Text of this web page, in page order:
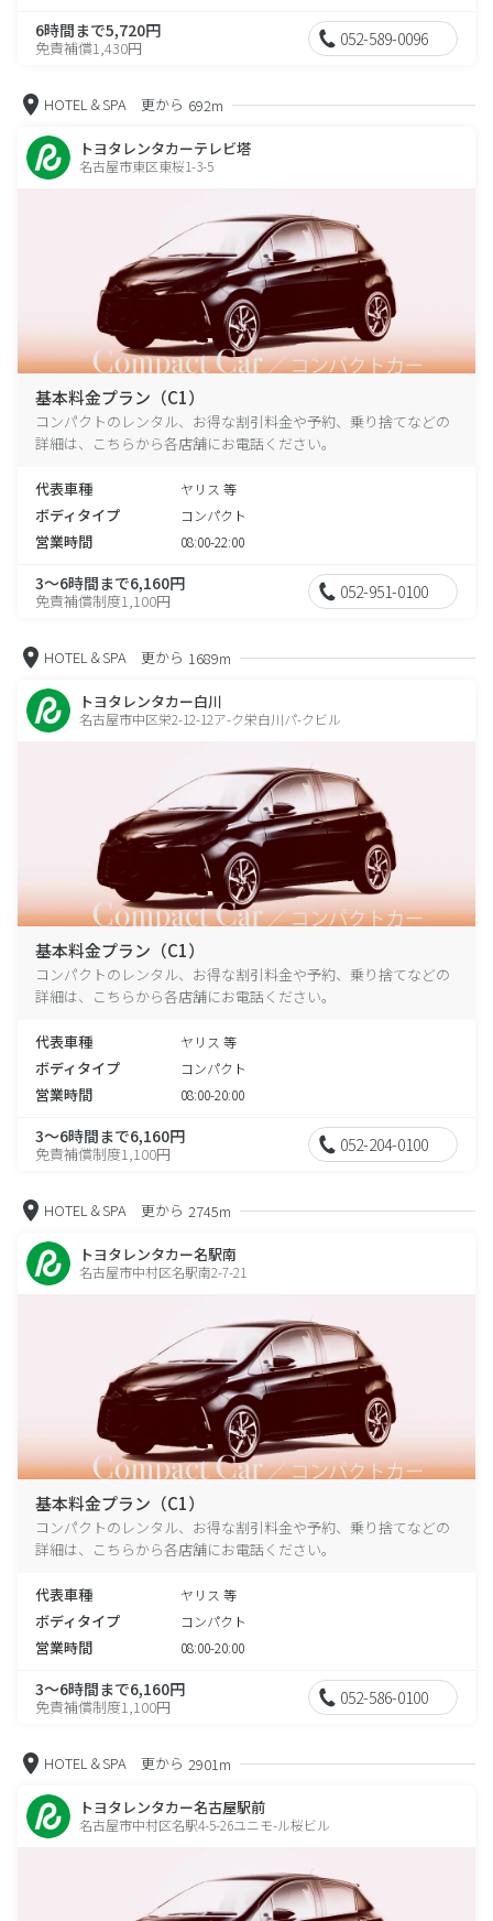
6時間まで5,720円
免責補償1,430円 052-589-0096
HOTEL＆SPA 更から 692m
トヨタレンタカーテレビ塔
名古屋市東区東桜1-3-5
基本料金プラン（C1）
コンパクトのレンタル、お得な割引料金や予約、乗り捨てなどの
詳細は、こちらから各店舗にお電話ください。
代表車種 ヤリス 等
ボディタイプ コンパクト
営業時間 08:00-22:00
3～6時間まで6,160円
免責補償制度1,100円 052-951-0100
HOTEL＆SPA 更から 1689m
トヨタレンタカー白川
名古屋市中区栄2-12-12ア-ク栄白川パ-クビル
基本料金プラン（C1）
コンパクトのレンタル、お得な割引料金や予約、乗り捨てなどの
詳細は、こちらから各店舗にお電話ください。
代表車種 ヤリス 等
ボディタイプ コンパクト
営業時間 08:00-20:00
3～6時間まで6,160円
免責補償制度1,100円 052-204-0100
HOTEL＆SPA 更から 2745m
トヨタレンタカー名駅南
名古屋市中村区名駅南2-7-21
基本料金プラン（C1）
コンパクトのレンタル、お得な割引料金や予約、乗り捨てなどの
詳細は、こちらから各店舗にお電話ください。
代表車種 ヤリス 等
ボディタイプ コンパクト
営業時間 08:00-20:00
3～6時間まで6,160円
免責補償制度1,100円 052-586-0100
HOTEL＆SPA 更から 2901m
トヨタレンタカー名古屋駅前
名古屋市中村区名駅4-5-26ユニモ-ル桜ビル